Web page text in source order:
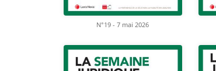
N°19 - 7 mai 2026